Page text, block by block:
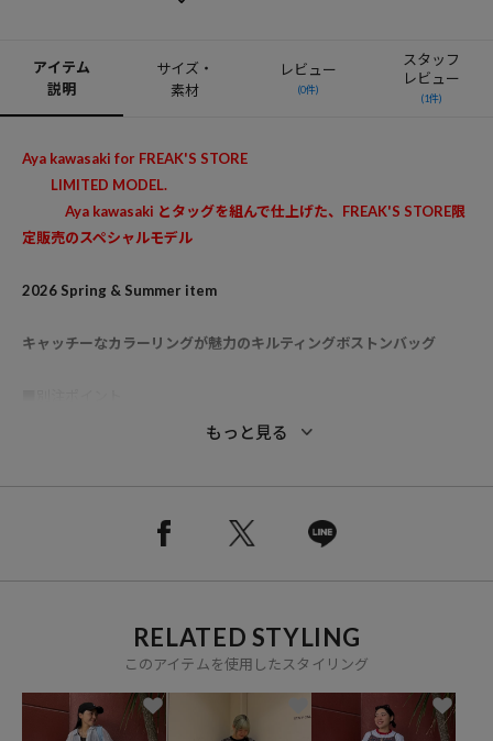
アイテム
説明
サイズ・
素材
レビュー
(0件)
スタッフ
レビュー
(1件)
Aya kawasaki for FREAK'S STORE
LIMITED MODEL.
Aya kawasaki とタッグを組んで仕上げた、FREAK'S STORE限
定販売のスペシャルモデル
2026 Spring & Summer item
キャッチーなカラーリングが魅力のキルティングボストンバッグ
今回のコラボテーマは「POOL RULES」
●立体感のあるキルティング素材で、コーディネートのアクセントに
●フロントのロゴ刺繍がさりげないポイントに
●内側は配色デザインになっており、開けた時まで可愛い仕様に
●外側に1つ、内側には5つのポケットを備えた収納力の高さも魅力的
もっと見る
RELATED STYLING
このアイテムを使用したスタイリング